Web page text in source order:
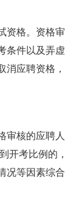
资格。资格审
条件以及弄虚
消应聘资格，
审核的应聘人
开考比例的，
况等因素综合